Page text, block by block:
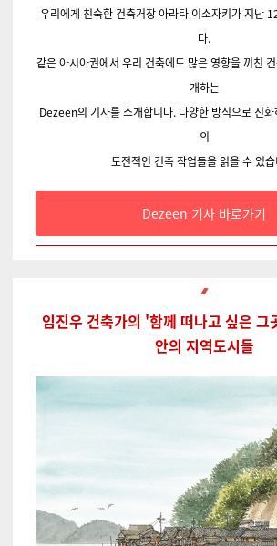
우리에게 친숙한 건축거장 아라타 이소자키가 지난
다.
같은 아시아권에서 우리 건축에도 많은 영향을 끼친
개하는
Dezeen의 기사를 소개합니다. 다양한 방식으로 진
의
도전적인 건축 작업들을 읽을 수 있
Dezeen 기사 바로가기
임진우 건축가의 '함께 떠나고 싶은 그
안의 지역도시들